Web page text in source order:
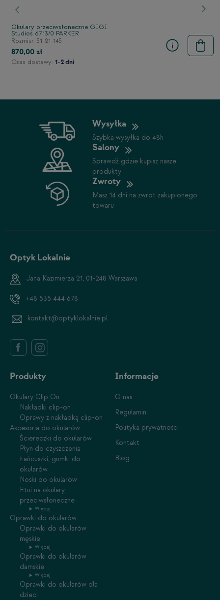
Poprzedni
Okulary przeciwsłoneczne GIGI
Studios 6713/0 PARKER
Rozmiar: 51-21-145
870,00 zł
Czas dostawy: 1-2 dni
Wysyłka
Szybka wysyłka do 48h
Salony
Sprawdź gdzie kupisz nasze
produkty
Zwroty
Masz 14 dni na zwrot zakupionego
towaru
Optyk Lokalnie
Jana Kazimierza 21, 01-248 Warszawa
+48 535 444 678
kontakt@optyklokalnie.pl
Produkty
Okulary Clip On
Nakładki clip-on
Oprawy z nakładką clip-on
Akcesoria do okularów
Ściereczki do okularów
Płyn do czyszczenia
Łańcuszki, gumki do
okularów
Noski do okularów
Etui na okulary
przeciwsłoneczne
Więcej
Oprawki do okularów
Oprawki do okularów
męskie
Więcej
Oprawki do okularów
damskie
Więcej
Oprawki do okularów dla
dzieci
Informacje
O nas
Regulamin
Polityka prywatności
Kontakt
Blog